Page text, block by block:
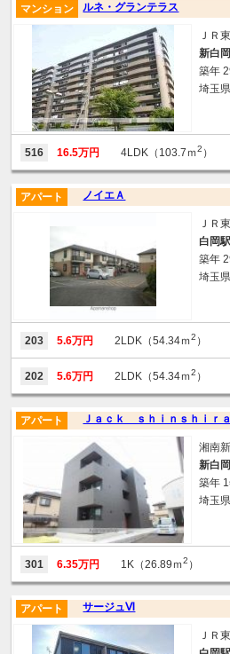
ルネ・グランテラス
マンション
ＪＲ
新白
築年
埼玉
516 16.5万円 4LDK（103.7ｍ2 ）
ノイエＡ
アパート
ＪＲ
白岡駅
築年
埼玉
203 5.6万円 2LDK（54.34ｍ2 ）
202 5.6万円 2LDK（54.34ｍ2 ）
Ｊａｃｋ ｓｈｉｎｓｈｉｒ
アパート
湘南
新白
築年
埼玉
301 6.35万円 1K（26.89ｍ2 ）
サージュⅥ
アパート
ＪＲ